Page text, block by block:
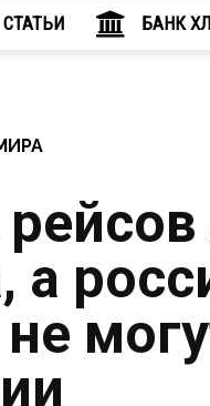
CТАТЬИ БАНК
а